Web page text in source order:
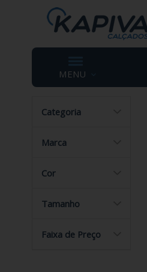
MENU
Categoria
Marca
Cor
Tamanho
Faixa de Preço